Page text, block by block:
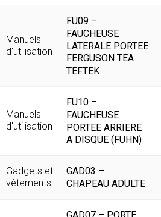
Manuels
d'utilisation
FU09 –
FAUCHEUSE
LATERALE PORTEE
FERGUSON TEA
TEFTEK
Manuels
d'utilisation
FU10 –
FAUCHEUSE
PORTEE ARRIERE
A DISQUE (FUHN)
Gadgets et
vêtements
GAD03 –
CHAPEAU ADULTE